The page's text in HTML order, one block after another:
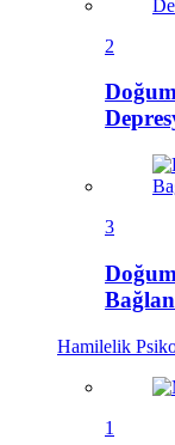
2
3
Hamilelik
1